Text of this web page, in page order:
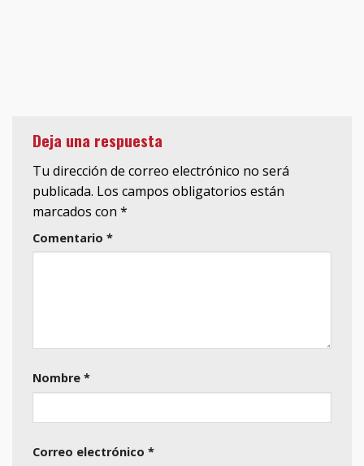
Deja una respuesta
Tu dirección de correo electrónico no será
publicada. Los campos obligatorios están
marcados con *
Comentario *
Nombre *
Correo electrónico *